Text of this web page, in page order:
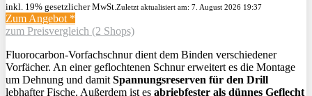
inkl. 19% gesetzlicher MwSt. Zuletzt aktualisiert am: 7. August 2026 19:37
Zum Angebot *
zum Preisvergleich (2 Shops)
Fluorocarbon-Vorfachschnur dient dem Binden verschiedener
Vorfächer. An einer geflochtenen Schnur erweitert es die Montage
um Dehnung und damit Spannungsreserven für den Drill
lebhafter Fische. Außerdem ist es abriebfester als dünnes Geflecht